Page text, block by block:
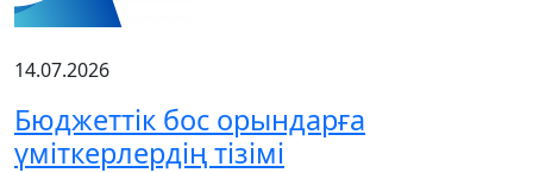
14.07.2026
Бюджеттік бос орындарға
үміткерлердің тізімі